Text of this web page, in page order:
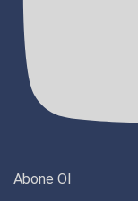
Abone Ol